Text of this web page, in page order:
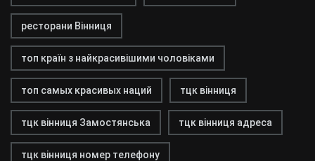
ресторани Вінниця
топ країн з найкрасивішими чоловіками
топ самых красивых наций тцк вінниця
тцк вінниця Замостянська тцк вінниця адреса
тцк вінниця номер телефону